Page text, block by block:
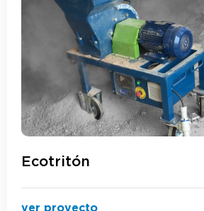
Ecotritón
ver proyecto